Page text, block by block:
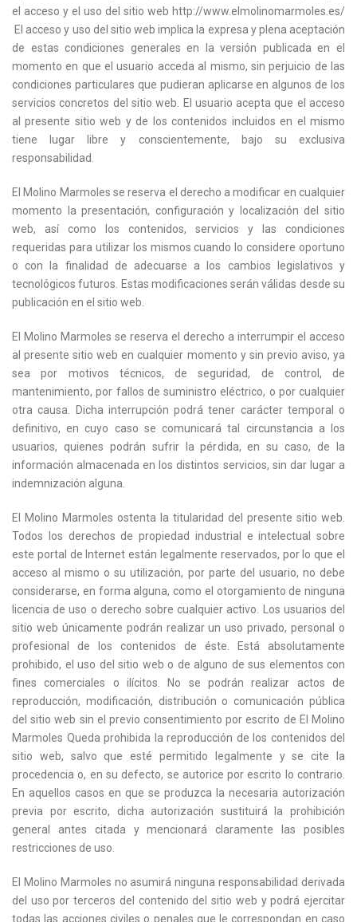
el acceso y el uso del sitio web http://www.elmolinomarmoles.es/
El acceso y uso del sitio web implica la expresa y plena aceptación
de estas condiciones generales en la versión publicada en el
momento en que el usuario acceda al mismo, sin perjuicio de las
condiciones particulares que pudieran aplicarse en algunos de los
servicios concretos del sitio web. El usuario acepta que el acceso
al presente sitio web y de los contenidos incluidos en el mismo
tiene lugar libre y conscientemente, bajo su exclusiva
responsabilidad.
El Molino Marmoles se reserva el derecho a modificar en cualquier
momento la presentación, configuración y localización del sitio
web, así como los contenidos, servicios y las condiciones
requeridas para utilizar los mismos cuando lo considere oportuno
o con la finalidad de adecuarse a los cambios legislativos y
tecnológicos futuros. Estas modificaciones serán válidas desde su
publicación en el sitio web.
El Molino Marmoles se reserva el derecho a interrumpir el acceso
al presente sitio web en cualquier momento y sin previo aviso, ya
sea por motivos técnicos, de seguridad, de control, de
mantenimiento, por fallos de suministro eléctrico, o por cualquier
otra causa. Dicha interrupción podrá tener carácter temporal o
definitivo, en cuyo caso se comunicará tal circunstancia a los
usuarios, quienes podrán sufrir la pérdida, en su caso, de la
información almacenada en los distintos servicios, sin dar lugar a
indemnización alguna.
El Molino Marmoles ostenta la titularidad del presente sitio web.
Todos los derechos de propiedad industrial e intelectual sobre
este portal de Internet están legalmente reservados, por lo que el
acceso al mismo o su utilización, por parte del usuario, no debe
considerarse, en forma alguna, como el otorgamiento de ninguna
licencia de uso o derecho sobre cualquier activo. Los usuarios del
sitio web únicamente podrán realizar un uso privado, personal o
profesional de los contenidos de éste. Está absolutamente
prohibido, el uso del sitio web o de alguno de sus elementos con
fines comerciales o ilícitos. No se podrán realizar actos de
reproducción, modificación, distribución o comunicación pública
del sitio web sin el previo consentimiento por escrito de El Molino
Marmoles Queda prohibida la reproducción de los contenidos del
sitio web, salvo que esté permitido legalmente y se cite la
procedencia o, en su defecto, se autorice por escrito lo contrario.
En aquellos casos en que se produzca la necesaria autorización
previa por escrito, dicha autorización sustituirá la prohibición
general antes citada y mencionará claramente las posibles
restricciones de uso.
El Molino Marmoles no asumirá ninguna responsabilidad derivada
del uso por terceros del contenido del sitio web y podrá ejercitar
todas las acciones civiles o penales que le correspondan en caso